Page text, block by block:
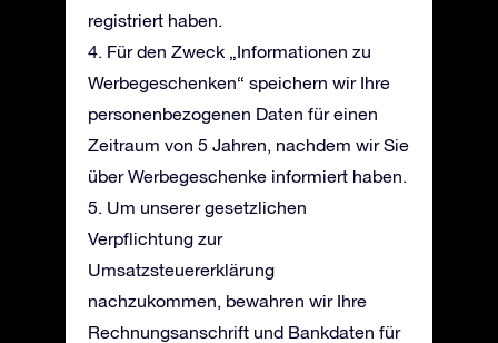
registriert haben.
4. Für den Zweck „Informationen zu
Werbegeschenken“ speichern wir Ihre
personenbezogenen Daten für einen
Zeitraum von 5 Jahren, nachdem wir Sie
über Werbegeschenke informiert haben.
5. Um unserer gesetzlichen
Verpflichtung zur
Umsatzsteuererklärung
nachzukommen, bewahren wir Ihre
Rechnungsanschrift und Bankdaten für